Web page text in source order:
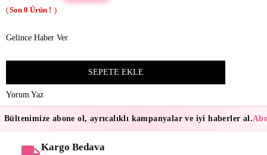
0
Gelince Haber Ver
Yorum Yaz
Bültenimize abone ol, ayrıcalıklı kampanyalar ve iyi haberler al.
Kargo Bedava